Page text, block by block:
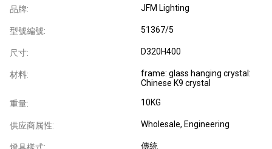
品牌: JFM Lighting
型號編號: 51367/5
尺寸: D320H400
材料:
frame: glass hanging crystal:
Chinese K9 crystal
重量: 10KG
供应商属性: Wholesale, Engineering
傳統